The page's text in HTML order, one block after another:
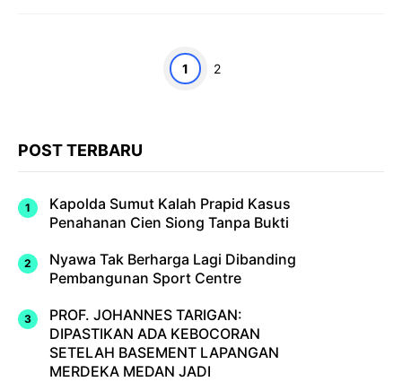
Halaman
1 Halaman
2
POST TERBARU
Kapolda Sumut Kalah Prapid Kasus
Penahanan Cien Siong Tanpa Bukti
Nyawa Tak Berharga Lagi Dibanding
Pembangunan Sport Centre
PROF. JOHANNES TARIGAN:
DIPASTIKAN ADA KEBOCORAN
SETELAH BASEMENT LAPANGAN
MERDEKA MEDAN JADI